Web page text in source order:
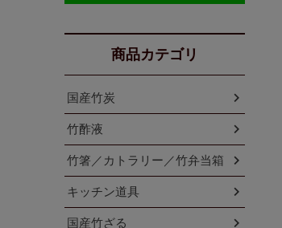
商品カテゴリ
国産竹炭
竹酢液
竹箸／カトラリー／竹弁当箱
キッチン道具
国産竹ざる